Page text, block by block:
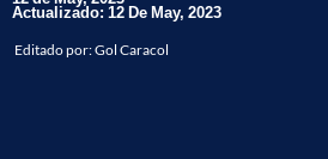
Actualizado: 12 De May, 2023
Editado por:Gol Caracol